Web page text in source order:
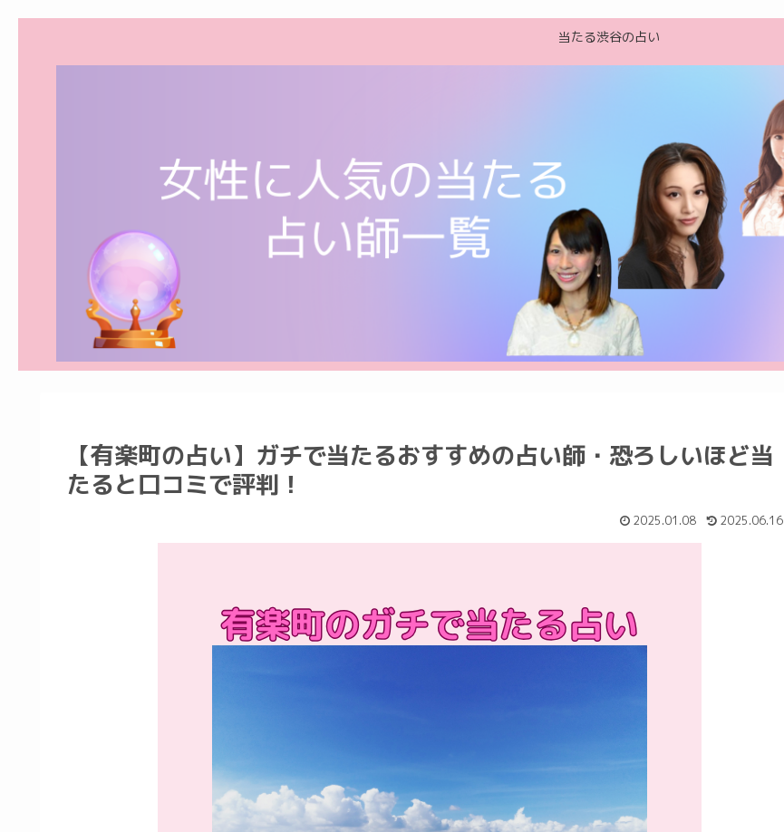
当たる渋谷の占い
【有楽町の占い】ガチで当たるおすすめの占い師・恐ろしいほど当
たると口コミで評判！
2025.01.08 2025.06.16